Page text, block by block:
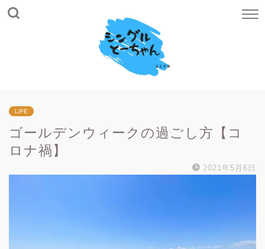
LIFE
ゴールデンウィークの過ごし方【コ
ロナ禍】
2021年5月6日